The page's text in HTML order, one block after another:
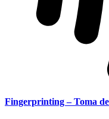
Fingerprinting – Toma